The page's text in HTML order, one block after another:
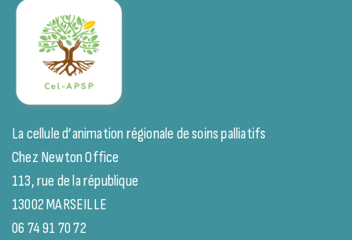
La cellule d’animation régionale de soins palliatifs
Chez Newton Office
113, rue de la république
13002 MARSEILLE
06 74 91 70 72